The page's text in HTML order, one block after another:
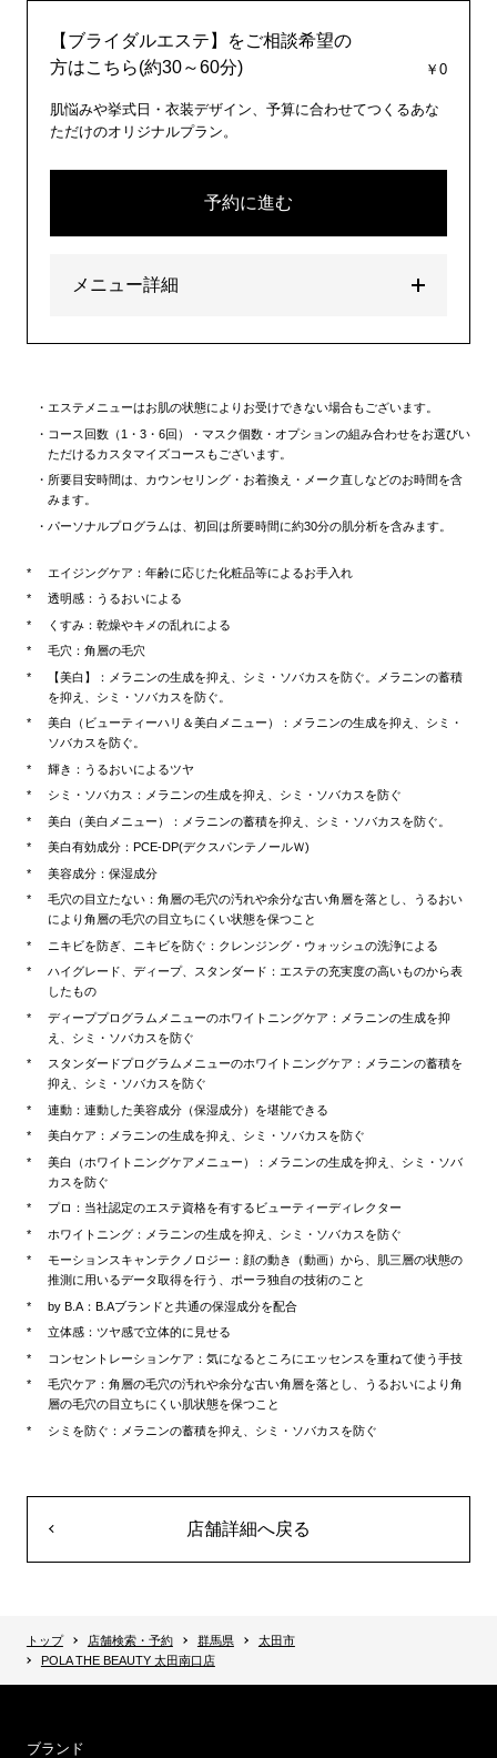
【ブライダルエステ】をご相談希望の
方はこちら(約30～60分)
￥0
肌悩みや挙式日・衣装デザイン、予算に合わせてつくるあな
ただけのオリジナルプラン。
予約に進む
メニュー詳細
エステメニューはお肌の状態によりお受けできない場合もございます。
コース回数（1・3・6回）・マスク個数・オプションの組み合わせをお選びい
ただけるカスタマイズコースもございます。
所要目安時間は、カウンセリング・お着換え・メーク直しなどのお時間を含
みます。
パーソナルプログラムは、初回は所要時間に約30分の肌分析を含みます。
エイジングケア：年齢に応じた化粧品等によるお手入れ
透明感：うるおいによる
くすみ：乾燥やキメの乱れによる
毛穴：角層の毛穴
【美白】：メラニンの生成を抑え、シミ・ソバカスを防ぐ。メラニンの蓄積
を抑え、シミ・ソバカスを防ぐ。
美白（ビューティーハリ＆美白メニュー）：メラニンの生成を抑え、シミ・
ソバカスを防ぐ。
輝き：うるおいによるツヤ
シミ・ソバカス：メラニンの生成を抑え、シミ・ソバカスを防ぐ
美白（美白メニュー）：メラニンの蓄積を抑え、シミ・ソバカスを防ぐ。
美白有効成分：PCE-DP(デクスパンテノールＷ)
美容成分：保湿成分
毛穴の目立たない：角層の毛穴の汚れや余分な古い角層を落とし、うるおい
により角層の毛穴の目立ちにくい状態を保つこと
ニキビを防ぎ、ニキビを防ぐ：クレンジング・ウォッシュの洗浄による
ハイグレード、ディープ、スタンダード：エステの充実度の高いものから表
したもの
ディーププログラムメニューのホワイトニングケア：メラニンの生成を抑
え、シミ・ソバカスを防ぐ
スタンダードプログラムメニューのホワイトニングケア：メラニンの蓄積を
抑え、シミ・ソバカスを防ぐ
連動：連動した美容成分（保湿成分）を堪能できる
美白ケア：メラニンの生成を抑え、シミ・ソバカスを防ぐ
美白（ホワイトニングケアメニュー）：メラニンの生成を抑え、シミ・ソバ
カスを防ぐ
プロ：当社認定のエステ資格を有するビューティーディレクター
ホワイトニング：メラニンの生成を抑え、シミ・ソバカスを防ぐ
モーションスキャンテクノロジー：顔の動き（動画）から、肌三層の状態の
推測に用いるデータ取得を行う、ポーラ独自の技術のこと
by B.A：B.Aブランドと共通の保湿成分を配合
立体感：ツヤ感で立体的に見せる
コンセントレーションケア：気になるところにエッセンスを重ねて使う手技
毛穴ケア：角層の毛穴の汚れや余分な古い角層を落とし、うるおいにより角
層の毛穴の目立ちにくい肌状態を保つこと
シミを防ぐ：メラニンの蓄積を抑え、シミ・ソバカスを防ぐ
店舗詳細へ戻る
トップ 店舗検索・予約 群馬県
太田市
POLA THE BEAUTY 太田南口店
ブランド